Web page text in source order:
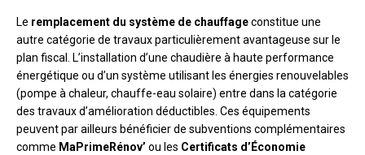
Le remplacement du système de chauffageconstitue une
autre catégorie de travaux particulièrement avantageuse sur le
plan fiscal. L’installation d’une chaudière à haute performance
énergétique ou d’un système utilisant les énergies renouvelables
(pompe à chaleur, chauffe-eau solaire) entre dans la catégorie
des travaux d’amélioration déductibles. Ces équipements
peuvent par ailleurs bénéficier de subventions complémentaires
comme MaPrimeRénov’ ou les Certificats d’Économie